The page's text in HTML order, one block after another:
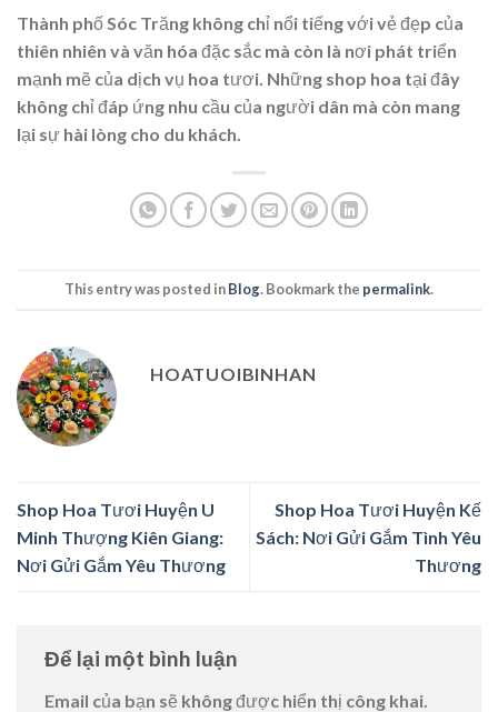
Thành phố Sóc Trăng không chỉ nổi tiếng với vẻ đẹp của
thiên nhiên và văn hóa đặc sắc mà còn là nơi phát triển
mạnh mẽ của dịch vụ hoa tươi. Những shop hoa tại đây
không chỉ đáp ứng nhu cầu của người dân mà còn mang
lại sự hài lòng cho du khách.
This entry was posted inBlog. Bookmark the permalink.
HOATUOIBINHAN
Shop Hoa Tươi Huyện U
Minh Thượng Kiên Giang:
Nơi Gửi Gắm Yêu Thương
Shop Hoa Tươi Huyện Kế
Sách: Nơi Gửi Gắm Tình Yêu
Thương
Để lại một bình luận
Email của bạn sẽ không được hiển thị công khai.